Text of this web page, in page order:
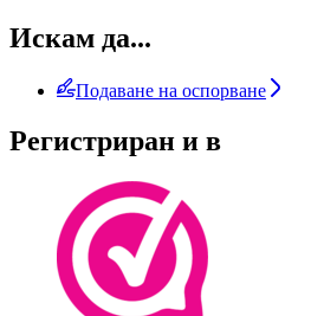
Искам да...
Подаване на оспорване
Регистриран и в